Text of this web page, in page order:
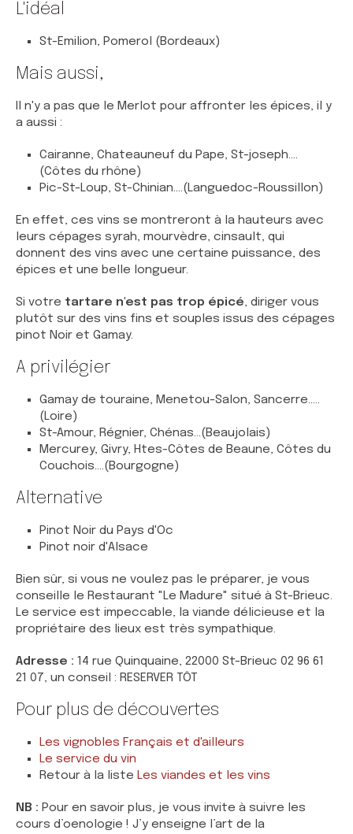
L'idéal
St-Emilion, Pomerol (Bordeaux)
Mais aussi,
Il n'y a pas que le Merlot pour affronter les épices, il y
a aussi :
Cairanne, Chateauneuf du Pape, St-joseph....
(Côtes du rhône)
Pic-St-Loup, St-Chinian....(Languedoc-Roussillon)
En effet, ces vins se montreront à la hauteurs avec
leurs cépages syrah, mourvèdre, cinsault, qui
donnent des vins avec une certaine puissance, des
épices et une belle longueur.
Si votre tartare n'est pas trop épicé, diriger vous
plutôt sur des vins fins et souples issus des cépages
pinot Noir et Gamay.
A privilégier
Gamay de touraine, Menetou-Salon, Sancerre.....
(Loire)
St-Amour, Régnier, Chénas...(Beaujolais)
Mercurey, Givry, Htes-Côtes de Beaune, Côtes du
Couchois....(Bourgogne)
Alternative
Pinot Noir du Pays d'Oc
Pinot noir d'Alsace
Bien sûr, si vous ne voulez pas le préparer, je vous
conseille le Restaurant "Le Madure" situé à St-Brieuc.
Le service est impeccable, la viande délicieuse et la
propriétaire des lieux est très sympathique.
Adresse : 14 rue Quinquaine, 22000 St-Brieuc 02 96 61
21 07, un conseil : RESERVER TÔT
Pour plus de découvertes
Les vignobles Français et d'ailleurs
Le service du vin
Retour à la liste Les viandes et les vins
NB : Pour en savoir plus, je vous invite à suivre les
cours d’oenologie ! J’y enseigne l’art de la